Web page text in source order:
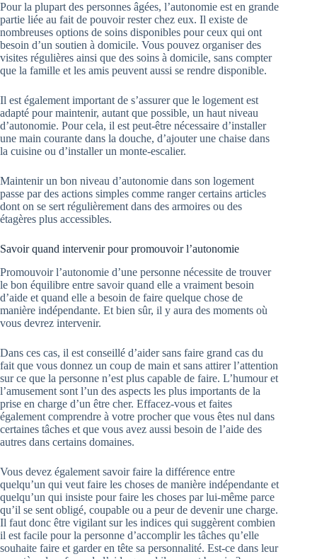
Pour la plupart des personnes âgées, l’autonomie est en grande
partie liée au fait de pouvoir rester chez eux. Il existe de
nombreuses options de soins disponibles pour ceux qui ont
besoin d’un soutien à domicile. Vous pouvez organiser des
visites régulières ainsi que des soins à domicile, sans compter
que la famille et les amis peuvent aussi se rendre disponible.
Il est également important de s’assurer que le logement est
adapté pour maintenir, autant que possible, un haut niveau
d’autonomie. Pour cela, il est peut-être nécessaire d’installer
une main courante dans la douche, d’ajouter une chaise dans
la cuisine ou d’installer un monte-escalier.
Maintenir un bon niveau d’autonomie dans son logement
passe par des actions simples comme ranger certains articles
dont on se sert régulièrement dans des armoires ou des
étagères plus accessibles.
Savoir quand intervenir pour promouvoir l’autonomie
Promouvoir l’autonomie d’une personne nécessite de trouver
le bon équilibre entre savoir quand elle a vraiment besoin
d’aide et quand elle a besoin de faire quelque chose de
manière indépendante. Et bien sûr, il y aura des moments où
vous devrez intervenir.
Dans ces cas, il est conseillé d’aider sans faire grand cas du
fait que vous donnez un coup de main et sans attirer l’attention
sur ce que la personne n’est plus capable de faire. L’humour et
l’amusement sont l’un des aspects les plus importants de la
prise en charge d’un être cher. Effacez-vous et faites
également comprendre à votre procher que vous êtes nul dans
certaines tâches et que vous avez aussi besoin de l’aide des
autres dans certains domaines.
Vous devez également savoir faire la différence entre
quelqu’un qui veut faire les choses de manière indépendante et
quelqu’un qui insiste pour faire les choses par lui-même parce
qu’il se sent obligé, coupable ou a peur de devenir une charge.
Il faut donc être vigilant sur les indices qui suggèrent combien
il est facile pour la personne d’accomplir les tâches qu’elle
souhaite faire et garder en tête sa personnalité. Est-ce dans leur